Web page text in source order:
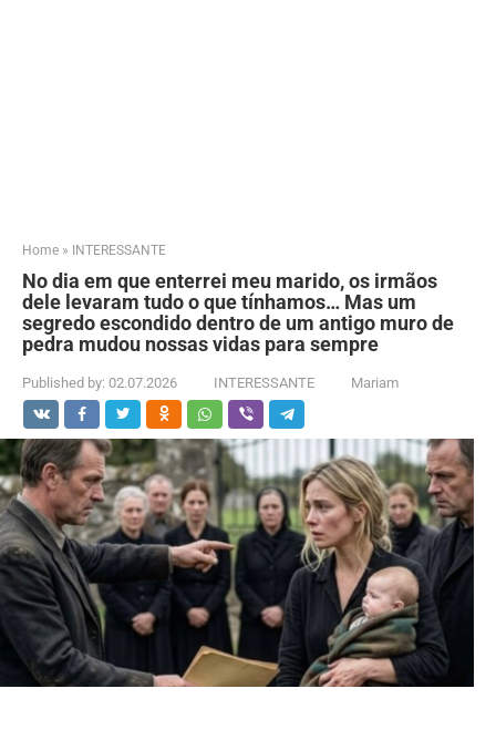
Home » INTERESSANTE
No dia em que enterrei meu marido, os irmãos
dele levaram tudo o que tínhamos… Mas um
segredo escondido dentro de um antigo muro de
pedra mudou nossas vidas para sempre
Published by: 02.07.2026 INTERESSANTE Mariam